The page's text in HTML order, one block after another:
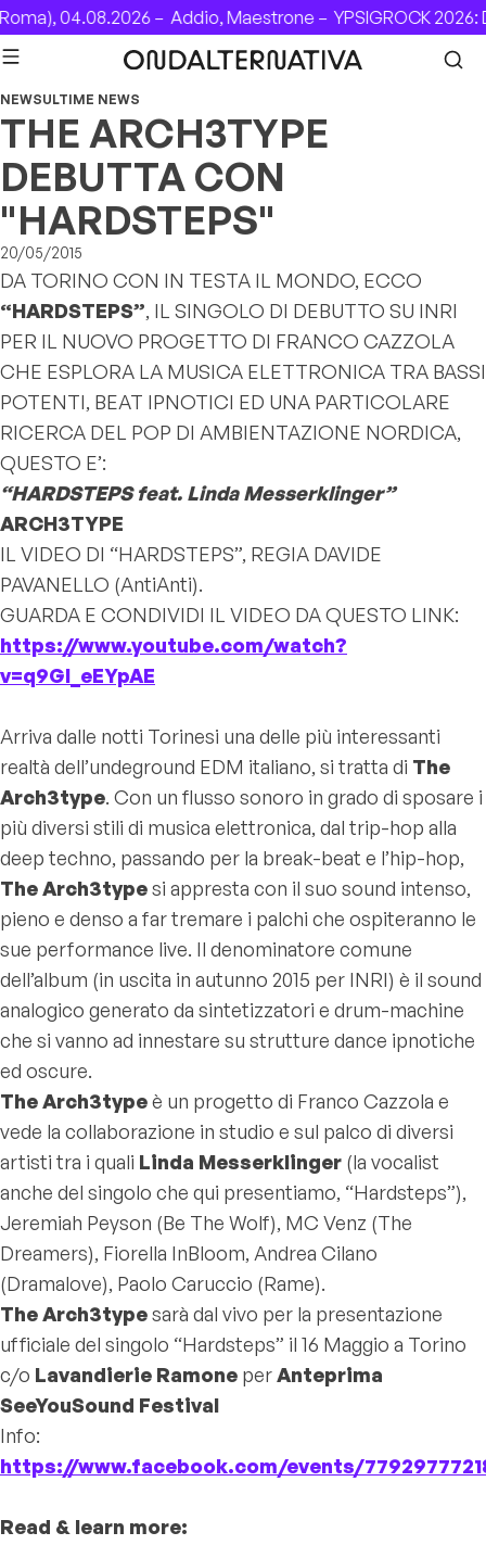
Skip to content
04.08.2026 –Addio, Maestrone –YPSIGROCK 2026:
NEWSULTIME NEWS
THE ARCH3TYPE
DEBUTTA CON
"HARDSTEPS"
20/05/2015
DA TORINO CON IN TESTA IL MONDO, ECCO
“HARDSTEPS”, IL SINGOLO DI DEBUTTO SU INRI
PER IL NUOVO PROGETTO DI FRANCO CAZZOLA
CHE ESPLORA LA MUSICA ELETTRONICA TRA BASSI
POTENTI, BEAT IPNOTICI ED UNA PARTICOLARE
RICERCA DEL POP DI AMBIENTAZIONE NORDICA,
QUESTO E’:
“HARDSTEPS feat. Linda Messerklinger”
ARCH3TYPE
IL VIDEO DI “HARDSTEPS”, REGIA DAVIDE
PAVANELLO (AntiAnti).
GUARDA E CONDIVIDI IL VIDEO DA QUESTO LINK:
https://www.youtube.com/watch?
v=q9GI_eEYpAE
Arriva dalle notti Torinesi una delle più interessanti
realtà dell’undeground EDM italiano, si tratta di The
Arch3type. Con un flusso sonoro in grado di sposare i
più diversi stili di musica elettronica, dal trip-hop alla
deep techno, passando per la break-beat e l’hip-hop,
The Arch3typesi appresta con il suo sound intenso,
pieno e denso a far tremare i palchi che ospiteranno le
sue performance live. Il denominatore comune
dell’album (in uscita in autunno 2015 per INRI) è il sound
analogico generato da sintetizzatori e drum-machine
che si vanno ad innestare su strutture dance ipnotiche
ed oscure.
The Arch3typeè un progetto di Franco Cazzola e
vede la collaborazione in studio e sul palco di diversi
artisti tra i quali Linda Messerklinger (la vocalist
anche del singolo che qui presentiamo, “Hardsteps”),
Jeremiah Peyson (Be The Wolf), MC Venz (The
Dreamers), Fiorella InBloom, Andrea Cilano
(Dramalove), Paolo Caruccio (Rame).
The Arch3typesarà dal vivo per la presentazione
ufficiale del singolo “Hardsteps” il 16 Maggio a Torino
c/o Lavandierie Ramone perAnteprima
SeeYouSound Festival
Info:
https://www.facebook.com/events/
Read & learn more: